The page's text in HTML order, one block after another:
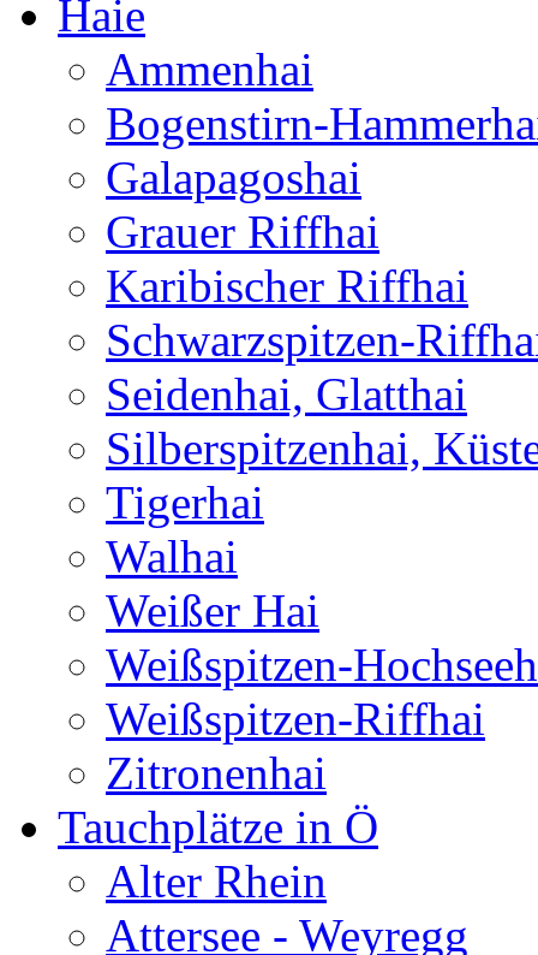
Haie
Ammenhai
Bogenstirn-
Galapagoshai
Grauer Riffhai
Karibischer Riffhai
Schwarzspitzen-
Seidenhai, Glatthai
Silberspitzenhai,
Tigerhai
Walhai
Weißer Hai
Weißspitzen-
Weißspitzen-Riffhai
Zitronenhai
Tauchplätze in Ö
Alter Rhein
Attersee - Weyregg